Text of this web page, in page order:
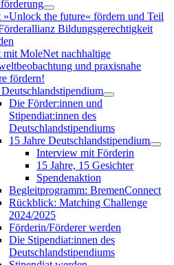
»Unlock the future« fördern und Teil
Bildungsgerechtigkeit
mit MoleNet nachhaltige
und praxisnahe
fördern!
Die Förder:innen und
Stipendiat:innen des
Deutschlandstipendiums
15 Jahre Deutschlandstipendium
Interview mit Förderin
15 Jahre, 15 Gesichter
Spendenaktion
Begleitprogramm: BremenConnect
Rückblick: Matching Challenge
2024/2025
Förderin/Förderer werden
Die Stipendiat:innen des
Deutschlandstipendiums